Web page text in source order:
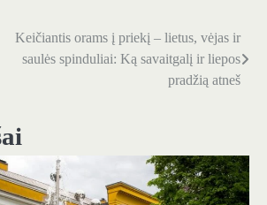
Keičiantis orams į priekį – lietus, vėjas ir
saulės spinduliai: Ką savaitgalį ir liepos
pradžią atneš